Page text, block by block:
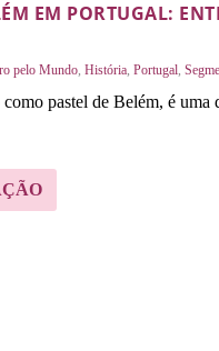
EM PORTUGAL:
pelo Mundo, História, Portugal,
pastel de Belém, é uma